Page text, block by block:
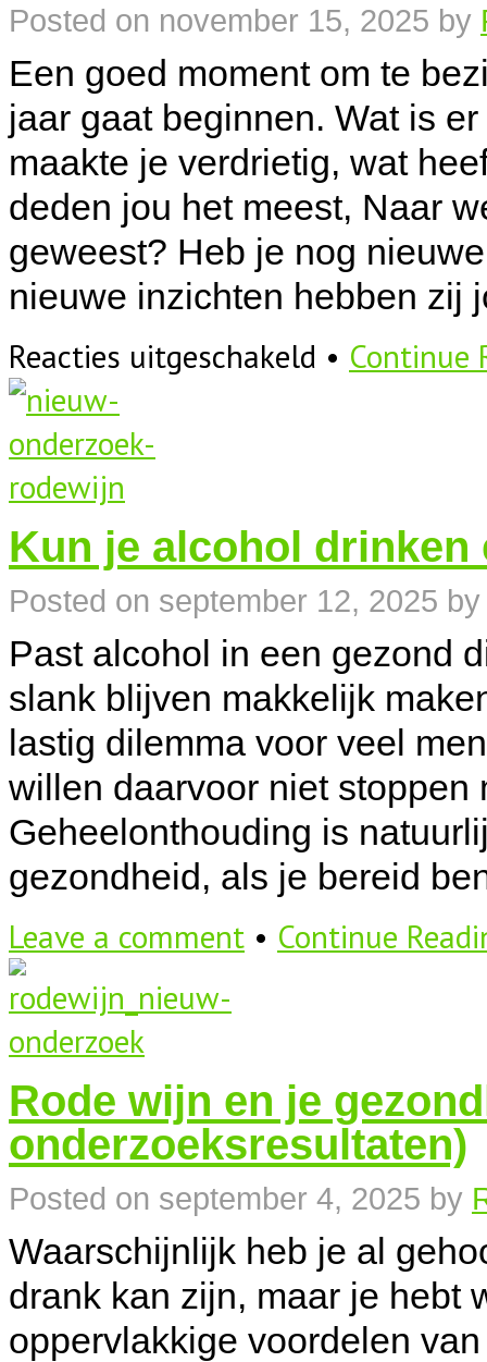
Posted on november 15, 2025 by
Een goed moment om te
jaar gaat beginnen. Wat is
maakte je verdrietig, wat
deden jou het meest, Naar
geweest? Heb je nog
nieuwe inzichten hebben zij
Reacties uitgeschakeld Een
• Continue
Kun je alcohol drinken
Posted on september 12, 2025 by
Past alcohol in een gezond
slank blijven makkelijk
lastig dilemma voor veel
willen daarvoor niet stoppen
Geheelonthouding is
gezondheid, als je bereid
Leave a comment • Continue
Rode wijn en je
onderzoeksresultaten)
Posted on september 4, 2025 by
Waarschijnlijk heb je al
drank kan zijn, maar je hebt
oppervlakkige voordelen